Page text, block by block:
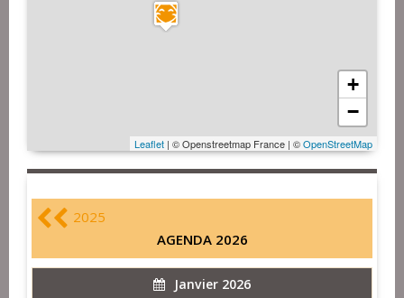
+
−
Leaflet | © Openstreetmap France | ©OpenStreetMap
2025
AGENDA 2026
Janvier 2026